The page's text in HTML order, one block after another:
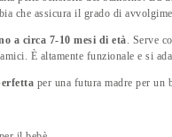
che assicura il grado di
a circa 7-10 mesi di età. Serve
È altamente funzionale e si
per una futura madre per un